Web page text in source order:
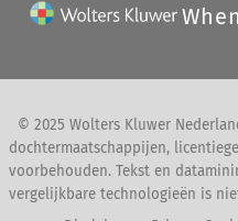
© 2025 Wolters Kluwer
dochtermaatschappijen,
voorbehouden. Tekst en
vergelijkbare technologieën is